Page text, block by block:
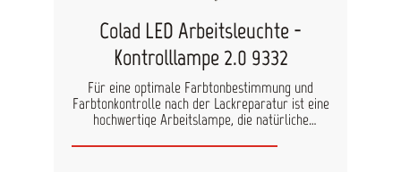
Colad LED Arbeitsleuchte -
Kontrolllampe 2.0 9332
Für eine optimale Farbtonbestimmung und
Farbtonkontrolle nach der Lackreparatur ist eine
hochwertige Arbeitslampe, die natürliche
Lackierwerkstatt unverzichtbar. Die Colad